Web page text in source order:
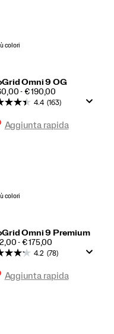
dei desideri
colori
Omni 9 OG
- € 190,00
dei desideri
4.4 (163)
Aggiunta rapida
colori
Omni 9 Premium
- € 175,00
4.2 (78)
Aggiunta rapida